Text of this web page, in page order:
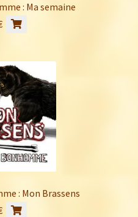
: Ma semaine
: Mon Brassens